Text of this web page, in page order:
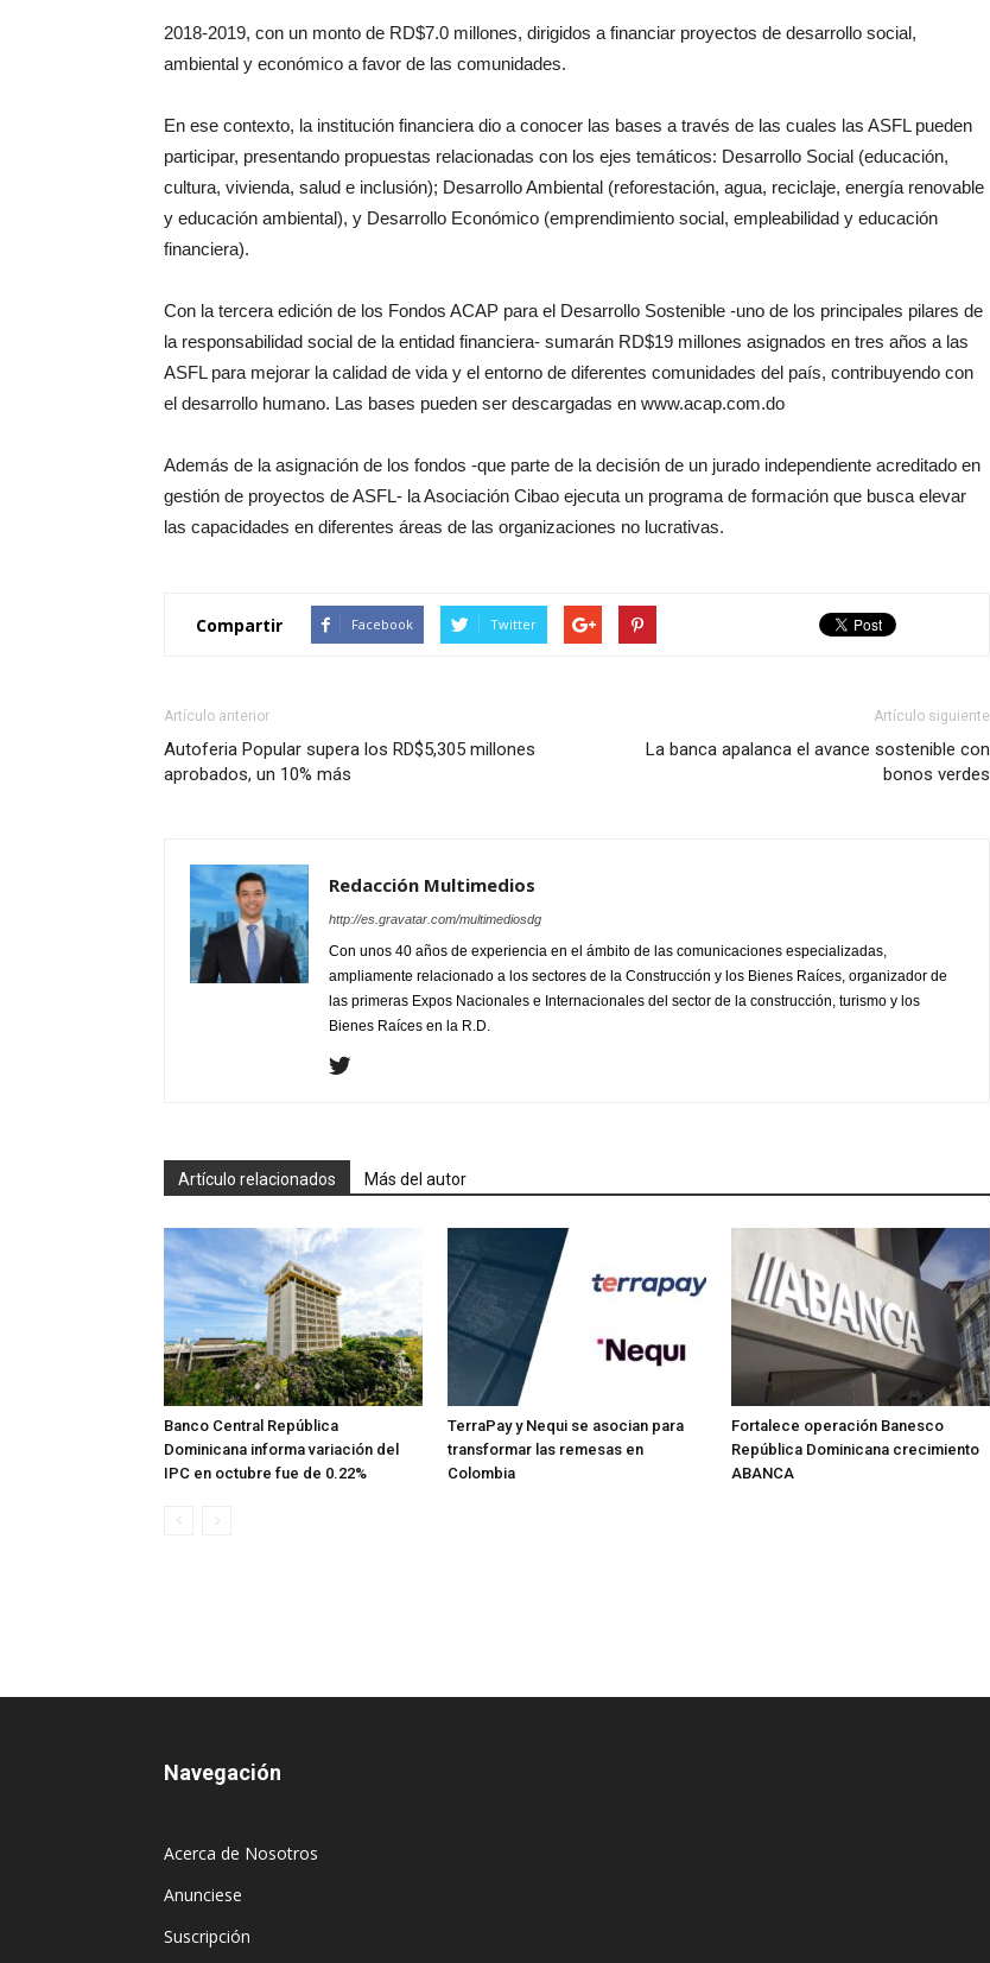
2018-2019, con un monto de RD$7.0 millones, dirigidos a financiar proyectos de desarrollo social,
ambiental y económico a favor de las comunidades.
En ese contexto, la institución financiera dio a conocer las bases a través de las cuales las ASFL pueden
participar, presentando propuestas relacionadas con los ejes temáticos: Desarrollo Social (educación,
cultura, vivienda, salud e inclusión); Desarrollo Ambiental (reforestación, agua, reciclaje, energía renovable
y educación ambiental), y Desarrollo Económico (emprendimiento social, empleabilidad y educación
financiera).
Con la tercera edición de los Fondos ACAP para el Desarrollo Sostenible -uno de los principales pilares de
la responsabilidad social de la entidad financiera- sumarán RD$19 millones asignados en tres años a las
ASFL para mejorar la calidad de vida y el entorno de diferentes comunidades del país, contribuyendo con
el desarrollo humano. Las bases pueden ser descargadas en www.acap.com.do
Además de la asignación de los fondos -que parte de la decisión de un jurado independiente acreditado en
gestión de proyectos de ASFL- la Asociación Cibao ejecuta un programa de formación que busca elevar
las capacidades en diferentes áreas de las organizaciones no lucrativas.
Compartir Facebook Twitter
Artículo anterior
Autoferia Popular supera los RD$5,305 millones
aprobados, un 10% más
Artículo siguiente
La banca apalanca el avance sostenible con
bonos verdes
Redacción Multimedios
http://es.gravatar.com/multimediosdg
Con unos 40 años de experiencia en el ámbito de las comunicaciones especializadas,
ampliamente relacionado a los sectores de la Construcción y los Bienes Raíces, organizador de
las primeras Expos Nacionales e Internacionales del sector de la construcción, turismo y los
Bienes Raíces en la R.D.
Artículo relacionados Más del autor
Banco Central República
Dominicana informa variación del
IPC en octubre fue de 0.22%
TerraPay y Nequi se asocian para
transformar las remesas en
Colombia
Fortalece operación Banesco
República Dominicana crecimiento
ABANCA
Navegación
Acerca de Nosotros
Anunciese
Suscripción